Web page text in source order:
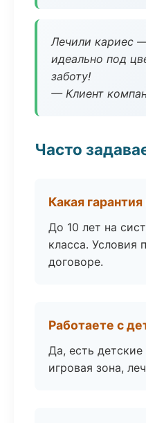
Лечили кариес
идеально под
заботу!
— Клиент
Часто
Какая
До 10 лет на
класса. Условия
договоре.
Работаете с
Да, есть детские
игровая зона,